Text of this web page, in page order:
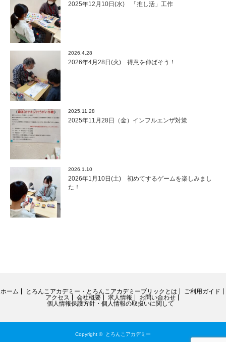
2025年12月10日(水) 「推し活」工作
2026.4.28
2026年4月28日(火) 得意を伸ばそう！
2025.11.28
2025年11月28日（金）インフルエンザ対策
2026.1.10
2026年1月10日(土) 初めてするゲームを楽しみまし
た！
ホーム とろんこアカデミー・とろんこアカデミーブリックとは
ご利用ガイド
アクセス
会社概要 求人情報
お問い合わせ
個人情報保護方針・個人情報の取扱いに関して
Copyright © とろんこアカデミー